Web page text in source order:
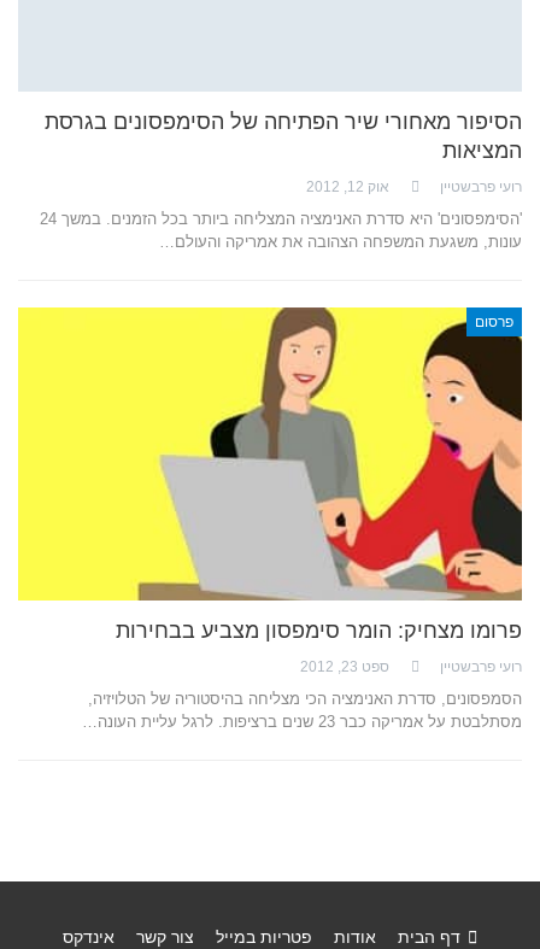
הסיפור מאחורי שיר הפתיחה של הסימפסונים בגרסת
המציאות
רועי פרבשטיין אוק 12, 2012
'הסימפסונים' היא סדרת האנימציה המצליחה ביותר בכל הזמנים. במשך 24
עונות, משגעת המשפחה הצהובה את אמריקה והעולם…
פרסום
פרומו מצחיק: הומר סימפסון מצביע בבחירות
רועי פרבשטיין ספט 23, 2012
הסמפסונים, סדרת האנימציה הכי מצליחה בהיסטוריה של הטלויזיה,
מסתלבטת על אמריקה כבר 23 שנים ברציפות. לרגל עליית העונה…
דף הבית אודות פטריות במייל צור קשר
אינדקס